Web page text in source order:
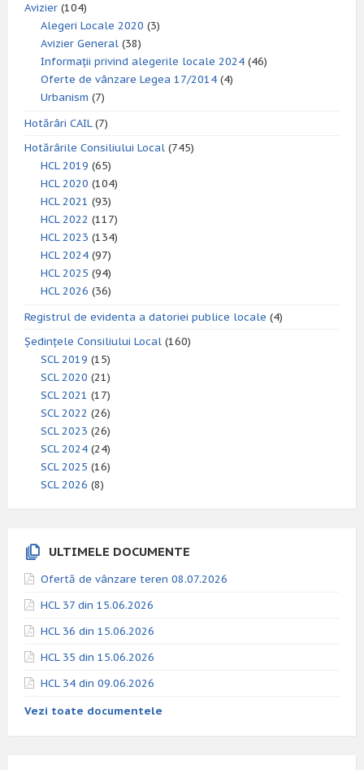
Avizier (104)
Alegeri Locale 2020 (3)
Avizier General (38)
Informații privind alegerile locale 2024 (46)
Oferte de vânzare Legea 17/2014 (4)
Urbanism (7)
Hotărâri CAIL(7)
Hotărârile Consiliului Local (745)
HCL 2019 (65)
HCL 2020 (104)
HCL 2021 (93)
HCL 2022 (117)
HCL 2023 (134)
HCL 2024 (97)
HCL 2025 (94)
HCL 2026 (36)
Registrul de evidenta a datoriei publice locale (4)
Ședințele Consiliului Local (160)
SCL 2019 (15)
SCL 2020 (21)
SCL 2021 (17)
SCL 2022 (26)
SCL 2023 (26)
SCL 2024 (24)
SCL 2025 (16)
SCL 2026 (8)
ULTIMELE DOCUMENTE
Ofertă de vânzare teren 08.07.2026
HCL 37 din 15.06.2026
HCL 36 din 15.06.2026
HCL 35 din 15.06.2026
HCL 34 din 09.06.2026
Vezi toate documentele